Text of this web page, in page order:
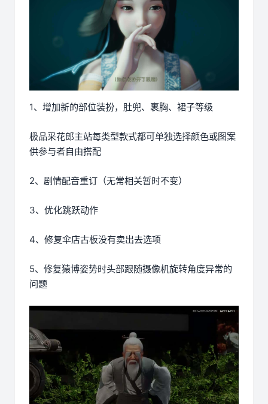
1、增加新的部位装扮，肚兜、裹胸、裙子等级
极品采花郎主站每类型款式都可单独选择颜色或图案
供参与者自由搭配
2、剧情配音重订（无常相关暂时不变）
3、优化跳跃动作
4、修复伞店古板没有卖出去选项
5、修复猿博姿势时头部跟随摄像机旋转角度异常的
问题